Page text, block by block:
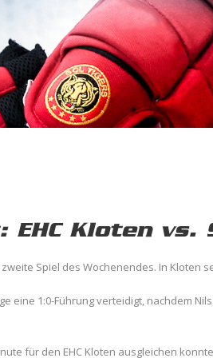
Kloten vs.
Spiel des Wochenendes. In Kloten
eine 1:0-Führung verteidigt, nachdem
für den EHC Kloten ausgleichen